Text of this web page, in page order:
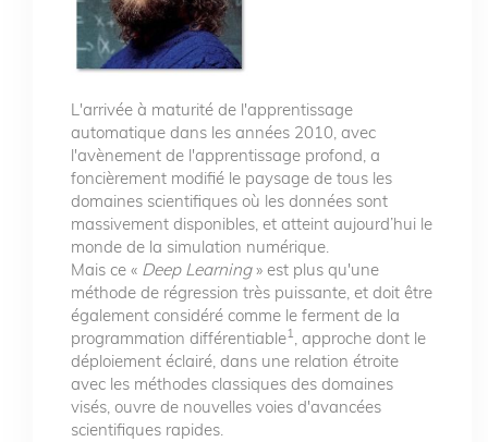
L'arrivée à maturité de l'apprentissage
automatique dans les années 2010, avec
l'avènement de l'apprentissage profond, a
foncièrement modifié le paysage de tous les
domaines scientifiques où les données sont
massivement disponibles, et atteint aujourd’hui le
monde de la simulation numérique.
Mais ce « Deep Learning» est plus qu'une
méthode de régression très puissante, et doit être
également considéré comme le ferment de la
programmation différentiable1, approche dont le
déploiement éclairé, dans une relation étroite
avec les méthodes classiques des domaines
visés, ouvre de nouvelles voies d'avancées
scientifiques rapides.